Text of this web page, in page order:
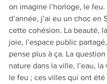
on imagine l’horloge, le feu.
d’année, j’ai eu un choc en
cette cohésion. La beauté,
joie, l’espace public
pense plus à ça. La
nature dans la ville, l’eau, la
le feu ; ces villes qui ont